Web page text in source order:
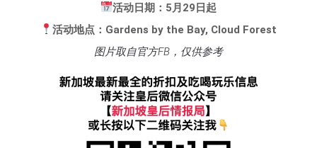
活动日期：5月29日起
活动地点：Gardens by the Bay, Cloud Forest
图片取自官方FB，仅供参考